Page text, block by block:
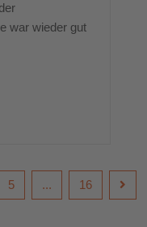
war wieder gut
5 ... 16